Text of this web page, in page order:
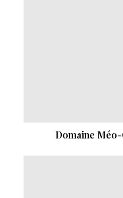
Domaine